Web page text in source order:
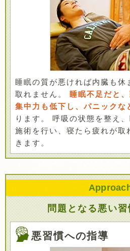
睡眠の質が悪ければ内臓も休
取れません。
睡眠不足だと
集中力も低下し、パニックな
ります。 呼吸の状態を整え
施術を行い、寝たら疲れが取
きます。
問題となる悪い
悪習慣への指導